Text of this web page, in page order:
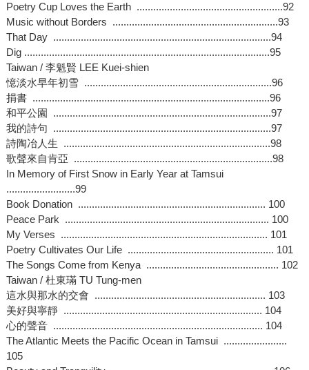
Poetry Cup Loves the Earth .....................................................92
Music without Borders ............................................................93
That Day ...............................................................................94
Dig .........................................................................................95
Taiwan / 李魁賢 LEE Kuei-shien
憶淡水早年初雪 ....................................................................96
捐書 ......................................................................................96
和平公園 ...............................................................................97
我的詩句 ...............................................................................97
詩陶冶人生 ...........................................................................98
歌聲來自肯亞 ........................................................................98
In Memory of First Snow in Early Year at Tamsui
.........................99
Book Donation .................................................................... 100
Peace Park .......................................................................... 100
My Verses ........................................................................... 101
Poetry Cultivates Our Life ..................................................... 101
The Songs Come from Kenya ................................................ 102
Taiwan / 杜東璊 TU Tung-men
這水與那水的交會 .............................................................. 103
美好與寧靜 ........................................................................ 104
心的聲音 ............................................................................ 104
The Atlantic Meets the Pacific Ocean in Tamsui .......................
105